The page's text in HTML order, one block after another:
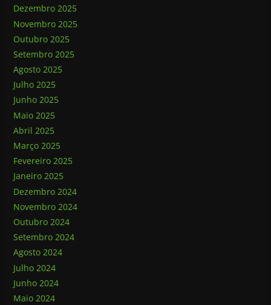
Dezembro 2025
Novembro 2025
Outubro 2025
Setembro 2025
Agosto 2025
Julho 2025
Junho 2025
Maio 2025
Abril 2025
Março 2025
Fevereiro 2025
Janeiro 2025
Dezembro 2024
Novembro 2024
Outubro 2024
Setembro 2024
Agosto 2024
Julho 2024
Junho 2024
Maio 2024